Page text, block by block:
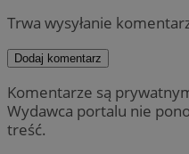
Trwa wysyłanie
Dodaj komentarz
Komentarze są
Wydawca portalu nie
treść.